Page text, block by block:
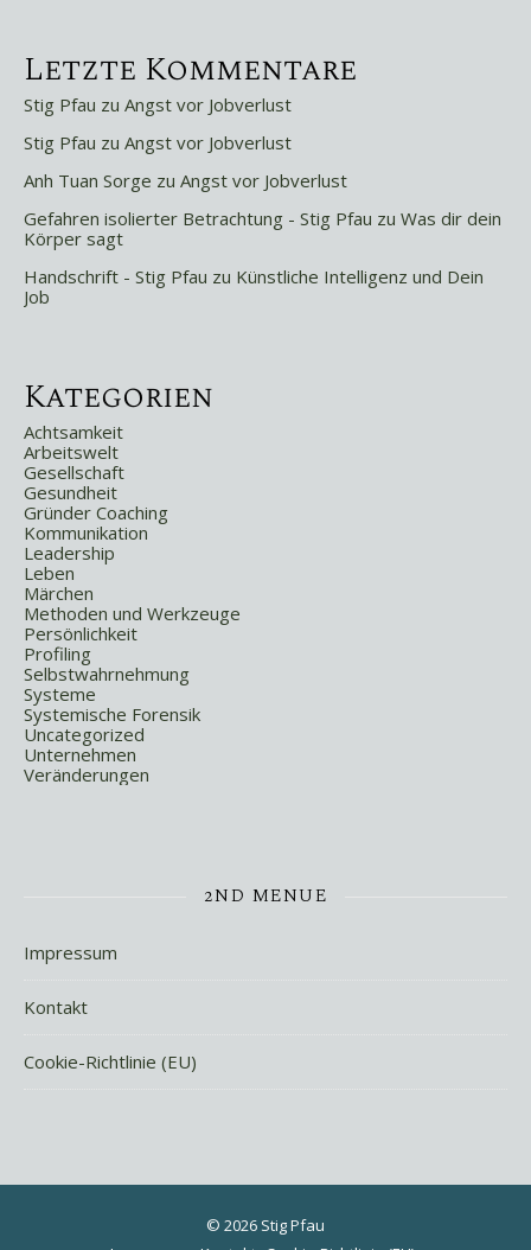
Letzte Kommentare
Stig Pfau zu Angst vor Jobverlust
Stig Pfau zu Angst vor Jobverlust
Anh Tuan Sorge zu Angst vor Jobverlust
Gefahren isolierter Betrachtung - Stig Pfau zu Was dir dein
Körper sagt
Handschrift - Stig Pfau zu Künstliche Intelligenz und Dein
Job
Kategorien
Achtsamkeit
Arbeitswelt
Gesellschaft
Gesundheit
Gründer Coaching
Kommunikation
Leadership
Leben
Märchen
Methoden und Werkzeuge
Persönlichkeit
Profiling
Selbstwahrnehmung
Systeme
Systemische Forensik
Uncategorized
Unternehmen
Veränderungen
2ND MENUE
Impressum
Kontakt
Cookie-Richtlinie (EU)
© 2026 Stig Pfau